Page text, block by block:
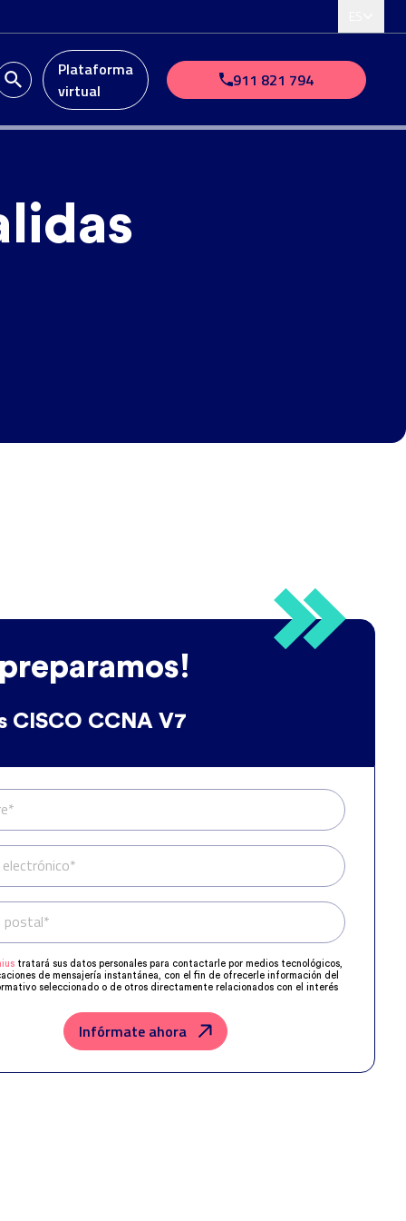
Plataforma
virtual
911 821 794
preparamos!
CISCO CCNA V7
electrónico*
Teléfono*
postal*
tratará sus datos personales para contactarle por medios tecnológicos,
de mensajería instantánea, con el fin de ofrecerle información del
seleccionado o de otros directamente relacionados con el interés
su solicitud con las empresas que conforman el
estas puedan hacerle llegar la mejor oferta de productos y servicios de
petición. Quedan reconocidos los derechos de acceso, rectificación,
limitación, tal y como se explica en la
Política de Privacidad
Infórmate ahora